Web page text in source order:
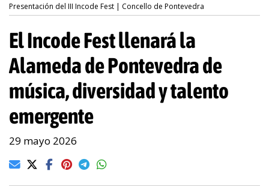
Presentación del III Incode Fest | Concello de Pontevedra
El Incode Fest llenará la
Alameda de Pontevedra de
música, diversidad y talento
emergente
29 mayo 2026